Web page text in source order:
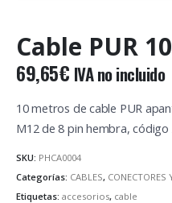
Cable PUR
69,65€ IVA no incluido
10 metros de cable PUR
M12 de 8 pin hembra, código
SKU: PHCA0004
Categorías: CABLES, CONECTORES
Etiquetas: accesorios, cable